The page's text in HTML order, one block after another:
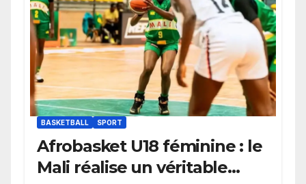
BASKETBALL SPORT
Afrobasket U18 féminine : le
Mali réalise un véritable